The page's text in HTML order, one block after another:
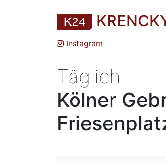
Instagram
Täglich
Kölner